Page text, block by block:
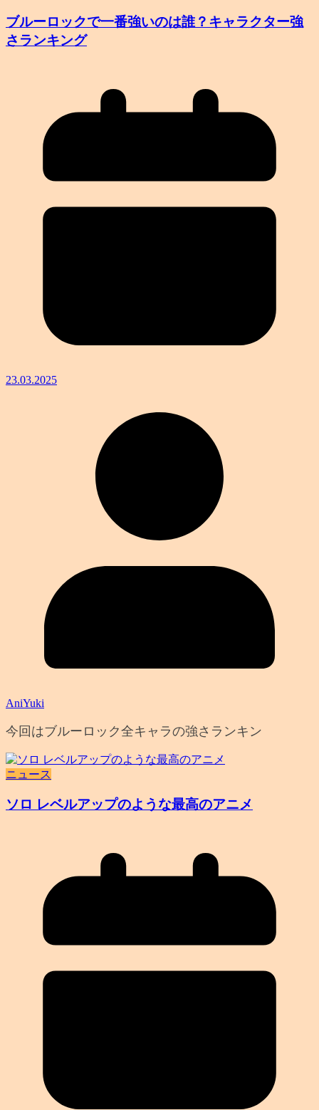
ブルーロックで一番強いのは誰？キャラクター強
さランキング
23.03.2025
AniYuki
今回はブルーロック全キャラの強さランキン
ニュース
ソロ レベルアップのような最高のアニメ